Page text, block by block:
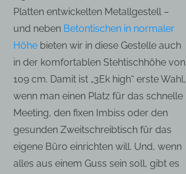
Platten entwickelten Metallgestell –
und neben Betontischen in normaler
Höhe bieten wir in diese Gestelle auch
in der komfortablen Stehtischhöhe von
109 cm. Damit ist „3Ek high“ erste Wahl,
wenn man einen Platz für das schnelle
Meeting, den fixen Imbiss oder den
gesunden Zweitschreibtisch für das
eigene Büro einrichten will. Und, wenn
alles aus einem Guss sein soll, gibt es